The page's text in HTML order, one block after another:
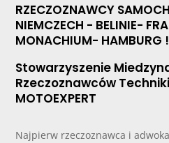
RZECZOZNAWCY
NIEMCZECH - BELINIE-
MONACHIUM- HAMBURG !
Stowarzyszenie
Rzeczoznawców
MOTOEXPERT
Najpierw rzeczoznawca i